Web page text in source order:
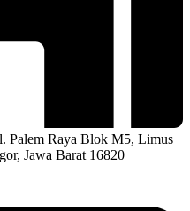
Palem Raya Blok M5, Limus
Jawa Barat 16820